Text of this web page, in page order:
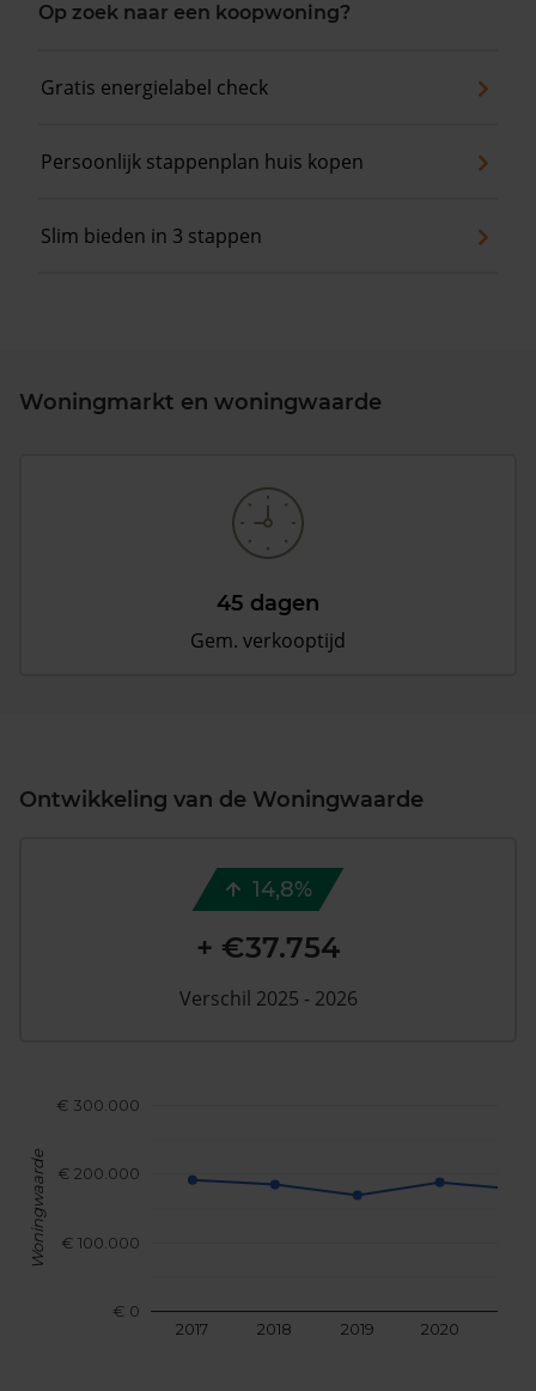
Op zoek naar een koopwoning?
Gratis energielabel check
Persoonlijk stappenplan huis kopen
Slim bieden in 3 stappen
Woningmarkt en woningwaarde
45 dagen
Gem. verkooptijd
Ontwikkeling van de Woningwaarde
2017 2018 2019 2020
€ 0
€ 100.000
€ 200.000
€ 300.000
Woningwaarde
14,8%
+ €37.754
Verschil 2025 - 2026